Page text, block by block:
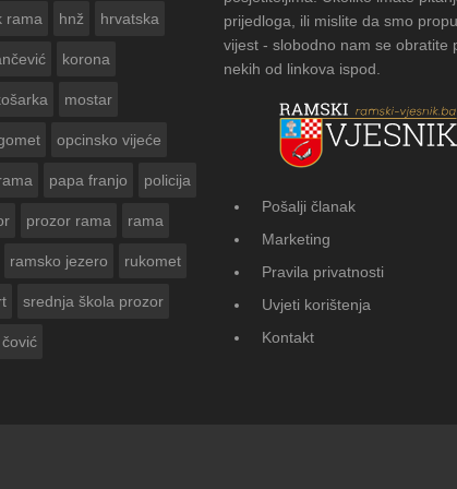
FOTOGALERIJA:
Vasti
rama hnž hrvatska
korona
mostar
opcinsko vijeće
papa franjo policija
prozor rama rama
ramsko jezero rukomet
srednja škola prozor
čović
prijedloga, ili mislite da smo
vijest - slobodno nam se obratite
nekih od linkova ispod.
Pošalji članak
Marketing
Pravila privatnosti
Uvjeti korištenja
Kontakt